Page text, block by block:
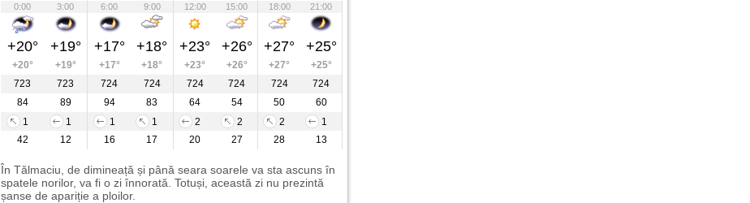
0:00 3:00 6:00 9:00 12:00 15:00 18:00 21:00
+20° +19° +17° +18° +23° +26° +27° +25°
+20° +19° +17° +18° +23° +26° +27°
+25°
723
723 724 724 724 724 724
724
84
89 94 83 64 54 50
60
1
1 1 1 2 2 2
1
42
12 16 17 20 27 28 13
În Tălmaciu, de dimineață și până seara soarele va sta ascuns în
spatele norilor, va fi o zi înnorată. Totuși, această zi nu prezintă
șanse de apariție a ploilor.